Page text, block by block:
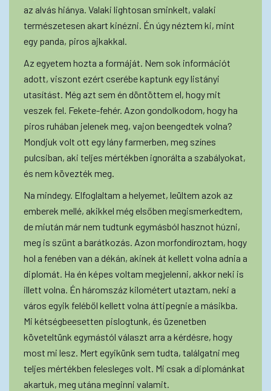
az alvás hiánya. Valaki lightosan sminkelt, valaki
természetesen akart kinézni. Én úgy néztem ki, mint
egy panda, piros ajkakkal.
Az egyetem hozta a formáját. Nem sok információt
adott, viszont ezért cserébe kaptunk egy listányi
utasítást. Még azt sem én döntöttem el, hogy mit
veszek fel. Fekete-fehér. Azon gondolkodom, hogy ha
piros ruhában jelenek meg, vajon beengedtek volna?
Mondjuk volt ott egy lány farmerben, meg színes
pulcsiban, aki teljes mértékben ignorálta a szabályokat,
és nem kövezték meg.
Na mindegy. Elfoglaltam a helyemet, leültem azok az
emberek mellé, akikkel még elsőben megismerkedtem,
de miután már nem tudtunk egymásból hasznot húzni,
meg is szűnt a barátkozás. Azon morfondíroztam, hogy
hol a fenében van a dékán, akinek át kellett volna adnia a
diplomát. Ha én képes voltam megjelenni, akkor neki is
illett volna. Én háromszáz kilométert utaztam, neki a
város egyik feléből kellett volna áttipegnie a másikba.
Mi kétségbeesetten pislogtunk, és üzenetben
követeltünk egymástól választ arra a kérdésre, hogy
most mi lesz. Mert egyikünk sem tudta, találgatni meg
teljes mértékben felesleges volt. Mi csak a diplománkat
akartuk, meg utána meginni valamit.